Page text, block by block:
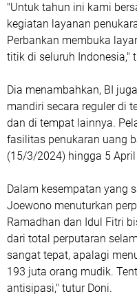
"Untuk tahun ini kami
kegiatan layanan
Perbankan membuka
titik di seluruh Indonesia,"
Dia menambahkan, BI
mandiri secara reguler di
dan di tempat lainnya.
fasilitas penukaran uang
(15/3/2024) hingga 5
Dalam kesempatan yang
Joewono menuturkan
Ramadhan dan Idul Fitri
dari total perputaran
sangat tepat, apalagi
193 juta orang mudik.
antisipasi," tutur Doni.